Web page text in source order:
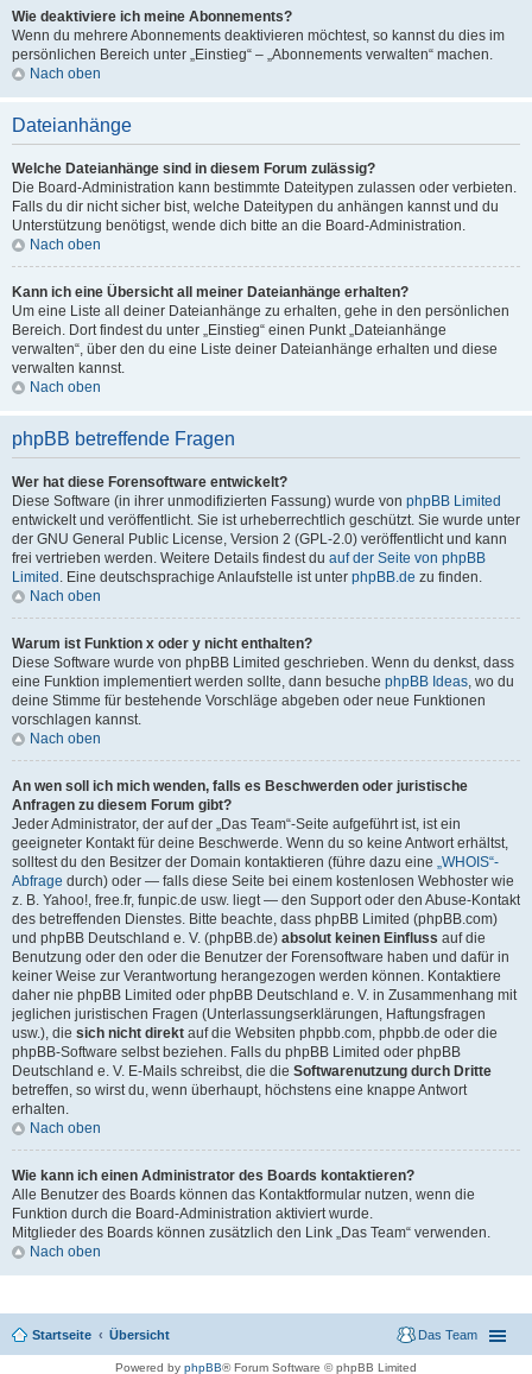
Wie deaktiviere ich meine Abonnements?
Wenn du mehrere Abonnements deaktivieren möchtest, so kannst du dies im
persönlichen Bereich unter „Einstieg“ – „Abonnements verwalten“ machen.
Nach oben
Dateianhänge
Welche Dateianhänge sind in diesem Forum zulässig?
Die Board-Administration kann bestimmte Dateitypen zulassen oder verbieten.
Falls du dir nicht sicher bist, welche Dateitypen du anhängen kannst und du
Unterstützung benötigst, wende dich bitte an die Board-Administration.
Nach oben
Kann ich eine Übersicht all meiner Dateianhänge erhalten?
Um eine Liste all deiner Dateianhänge zu erhalten, gehe in den persönlichen
Bereich. Dort findest du unter „Einstieg“ einen Punkt „Dateianhänge
verwalten“, über den du eine Liste deiner Dateianhänge erhalten und diese
verwalten kannst.
Nach oben
phpBB betreffende Fragen
Wer hat diese Forensoftware entwickelt?
Diese Software (in ihrer unmodifizierten Fassung) wurde von phpBB Limited
entwickelt und veröffentlicht. Sie ist urheberrechtlich geschützt. Sie wurde unter
der GNU General Public License, Version 2 (GPL-2.0) veröffentlicht und kann
frei vertrieben werden. Weitere Details findest du auf der Seite von phpBB
Limited . Eine deutschsprachige Anlaufstelle ist unter phpBB.de zu finden.
Nach oben
Warum ist Funktion x oder y nicht enthalten?
Diese Software wurde von phpBB Limited geschrieben. Wenn du denkst, dass
eine Funktion implementiert werden sollte, dann besuche phpBB Ideas, wo du
deine Stimme für bestehende Vorschläge abgeben oder neue Funktionen
vorschlagen kannst.
Nach oben
An wen soll ich mich wenden, falls es Beschwerden oder juristische
Anfragen zu diesem Forum gibt?
Jeder Administrator, der auf der „Das Team“-Seite aufgeführt ist, ist ein
geeigneter Kontakt für deine Beschwerde. Wenn du so keine Antwort erhältst,
solltest du den Besitzer der Domain kontaktieren (führe dazu eine „WHOIS“-
Abfrage durch) oder — falls diese Seite bei einem kostenlosen Webhoster wie
z. B. Yahoo!, free.fr, funpic.de usw. liegt — den Support oder den Abuse-Kontakt
des betreffenden Dienstes. Bitte beachte, dass phpBB Limited (phpBB.com)
und phpBB Deutschland e. V. (phpBB.de) absolut keinen Einfluss auf die
Benutzung oder den oder die Benutzer der Forensoftware haben und dafür in
keiner Weise zur Verantwortung herangezogen werden können. Kontaktiere
daher nie phpBB Limited oder phpBB Deutschland e. V. in Zusammenhang mit
jeglichen juristischen Fragen (Unterlassungserklärungen, Haftungsfragen
usw.), die sich nicht direkt auf die Websiten phpbb.com, phpbb.de oder die
phpBB-Software selbst beziehen. Falls du phpBB Limited oder phpBB
Deutschland e. V. E-Mails schreibst, die die Softwarenutzung durch Dritte
betreffen, so wirst du, wenn überhaupt, höchstens eine knappe Antwort
erhalten.
Nach oben
Wie kann ich einen Administrator des Boards kontaktieren?
Alle Benutzer des Boards können das Kontaktformular nutzen, wenn die
Funktion durch die Board-Administration aktiviert wurde.
Mitglieder des Boards können zusätzlich den Link „Das Team“ verwenden.
Nach oben
Startseite Übersicht Das Team
Powered by phpBB® Forum Software © phpBB Limited